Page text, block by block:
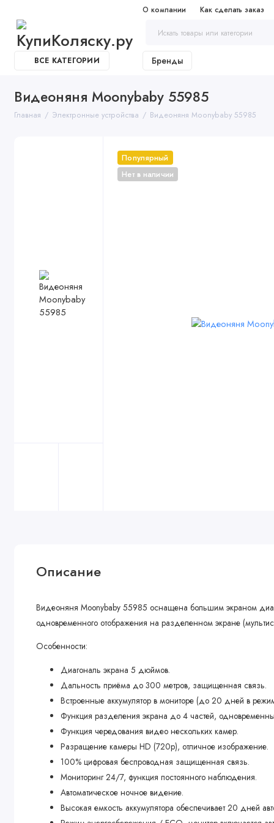
О компании Как сделать заказ
ВСЕ КАТЕГОРИИ Бренды
Видеоняня Moonybaby 55985
Главная Электронные устройства Видеоняня Moonybaby 55985
Популярный
Нет в наличии
Описание
Видеоняня Moonybaby 55985 оснащена большим экраном
одновременного отображения на разделенном экране
Особенности:
Диагональ экрана 5 дюймов.
Дальность приёма до 300 метров, защищенная связь.
Встроенные аккумулятор в мониторе (до 20 дней в
Функция разделения экрана до 4 частей,
Функция чередования видео нескольких камер.
Разращение камеры HD (720p), отличное изображение.
100% цифровая беспроводная защищенная связь.
Мониторинг 24/7, функция постоянного наблюдения.
Автоматическое ночное видение.
Высокая емкость аккумулятора обеспечивает 20 дней